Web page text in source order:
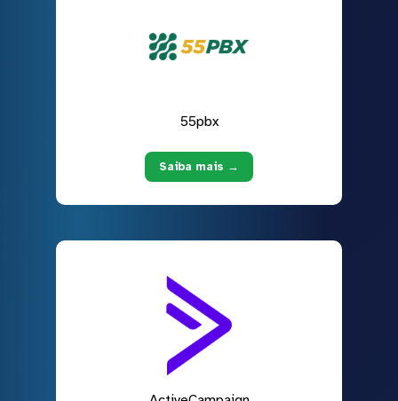
55pbx
Saiba mais →